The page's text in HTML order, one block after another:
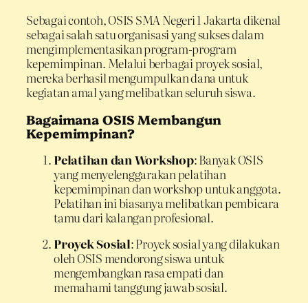
Sebagai contoh, OSIS SMA Negeri 1 Jakarta dikenal
sebagai salah satu organisasi yang sukses dalam
mengimplementasikan program-program
kepemimpinan. Melalui berbagai proyek sosial,
mereka berhasil mengumpulkan dana untuk
kegiatan amal yang melibatkan seluruh siswa.
Bagaimana OSIS Membangun
Kepemimpinan?
Pelatihan dan Workshop: Banyak OSIS
yang menyelenggarakan pelatihan
kepemimpinan dan workshop untuk anggota.
Pelatihan ini biasanya melibatkan pembicara
tamu dari kalangan profesional.
Proyek Sosial: Proyek sosial yang dilakukan
oleh OSIS mendorong siswa untuk
mengembangkan rasa empati dan
memahami tanggung jawab sosial.